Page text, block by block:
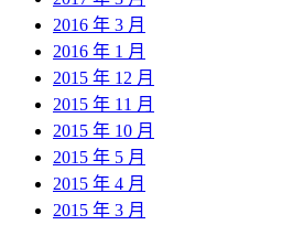
2016 年 3 月
2016 年 1 月
2015 年 12 月
2015 年 11 月
2015 年 10 月
2015 年 5 月
2015 年 4 月
2015 年 3 月